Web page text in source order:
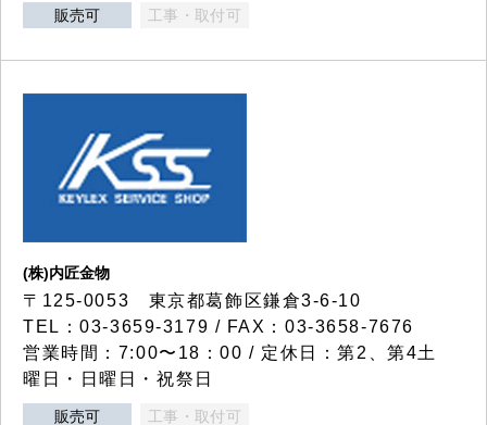
販売可 工事・取付可
(株)内匠金物
〒125-0053 東京都葛飾区鎌倉3-6-10
TEL：03-3659-3179 / FAX：03-3658-7676
営業時間：7:00〜18：00 / 定休日：第2、第4土
曜日・日曜日・祝祭日
販売可 工事・取付可